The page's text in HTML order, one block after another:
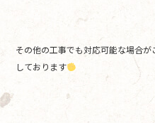
その他の工事でも対応可能な場合
しております